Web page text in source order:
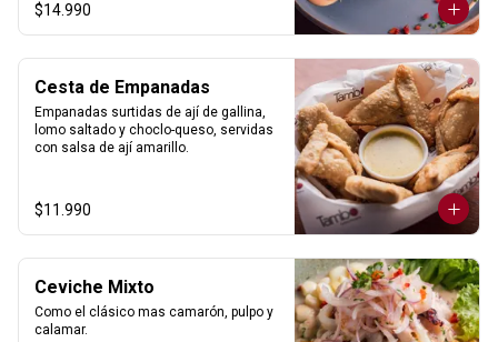
$14.990
Cesta de Empanadas
Empanadas surtidas de ají de gallina,
lomo saltado y choclo-queso, servidas
con salsa de ají amarillo.
$11.990
Ceviche Mixto
Como el clásico mas camarón, pulpo y
calamar.